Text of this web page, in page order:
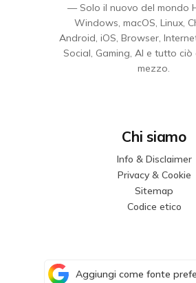
— Solo il nuovo del mondo
Windows, macOS, Linux,
Android, iOS, Browser,
Social, Gaming, AI e tutto ciò
mezzo.
Chi siamo
Info & Disclaimer
Privacy & Cookie
Sitemap
Codice etico
Aggiungi come fonte